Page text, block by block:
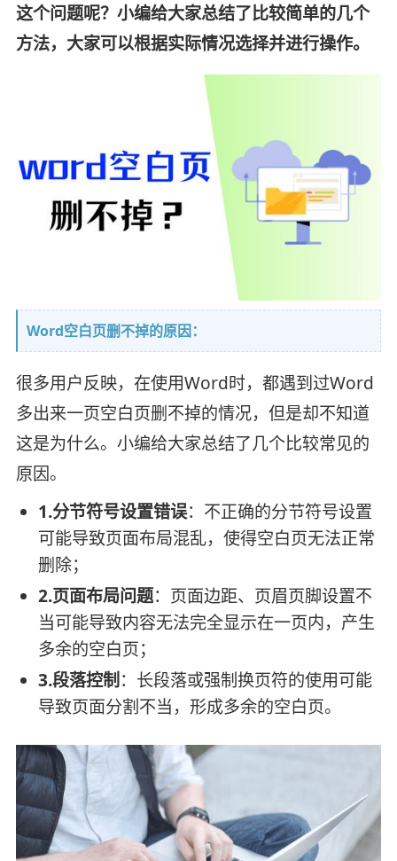
这个问题呢？小编给大家总结了比较简单的几个
方法，大家可以根据实际情况选择并进行操作。
Word空白页删不掉的原因：
很多用户反映，在使用Word时，都遇到过Word
多出来一页空白页删不掉的情况，但是却不知道
这是为什么。小编给大家总结了几个比较常见的
原因。
1.分节符号设置错误：不正确的分节符号设置
可能导致页面布局混乱，使得空白页无法正常
删除；
2.页面布局问题：页面边距、页眉页脚设置不
当可能导致内容无法完全显示在一页内，产生
多余的空白页；
3.段落控制：长段落或强制换页符的使用可能
导致页面分割不当，形成多余的空白页。